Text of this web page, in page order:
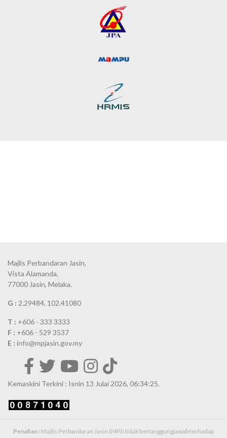
Majlis Perbandaran Jasin,
Vista Alamanda,
77000 Jasin, Melaka.
G : 2.29484, 102.41080
T : +606 - 333 3333
F : +606 - 529 3537
E : info@mpjasin.gov.my
Kemaskini Terkini : Isnin 13 Julai 2026, 06:34:25.
Penafian : Majlis Perbandaran Jasin (MPJ) tidak bertanggungjawab terhadap